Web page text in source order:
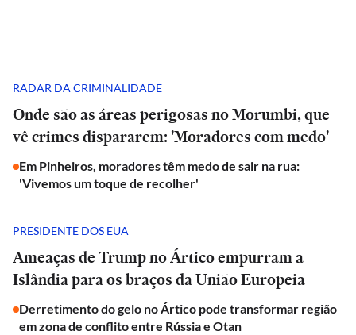
RADAR DA CRIMINALIDADE
Onde são as áreas perigosas no Morumbi, que
vê crimes dispararem: 'Moradores com medo'
Em Pinheiros, moradores têm medo de sair na rua:
'Vivemos um toque de recolher'
PRESIDENTE DOS EUA
Ameaças de Trump no Ártico empurram a
Islândia para os braços da União Europeia
Derretimento do gelo no Ártico pode transformar região
em zona de conflito entre Rússia e Otan